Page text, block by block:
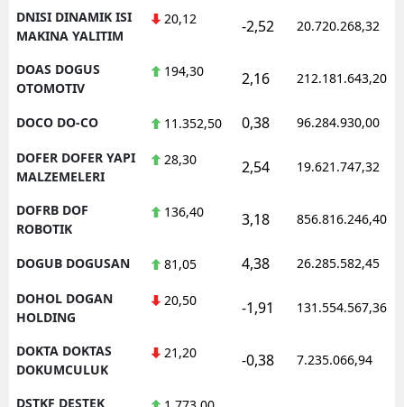
DNISI DINAMIK ISI
MAKINA YALITIM
20,12 -2,52 20.720.268,32
DOAS DOGUS
OTOMOTIV
194,30 2,16 212.181.643,20
DOCO DO-CO 11.352,50 0,38 96.284.930,00
DOFER DOFER YAPI
MALZEMELERI
28,30 2,54 19.621.747,32
DOFRB DOF
ROBOTIK
136,40 3,18 856.816.246,40
DOGUB DOGUSAN 81,05 4,38 26.285.582,45
DOHOL DOGAN
HOLDING
20,50 -1,91 131.554.567,36
DOKTA DOKTAS
DOKUMCULUK
21,20 -0,38 7.235.066,94
DSTKF DESTEK